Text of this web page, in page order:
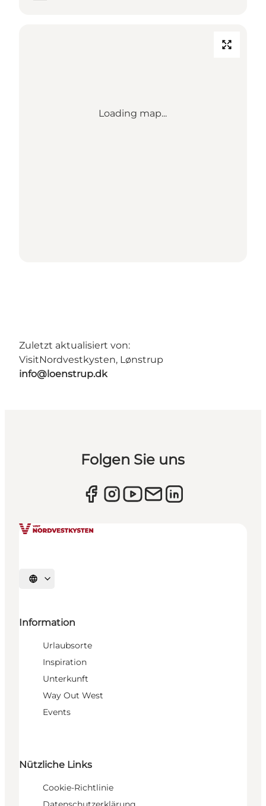
Loading map...
Zuletzt aktualisiert von:
VisitNordvestkysten, Lønstrup
info@loenstrup.dk
Folgen Sie uns
Sprache auswählen
Information
Urlaubsorte
Inspiration
Unterkunft
Way Out West
Events
Nützliche Links
Cookie-Richtlinie